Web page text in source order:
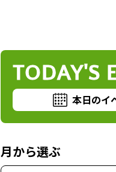
TODAY'S
本日のイ
月から選ぶ